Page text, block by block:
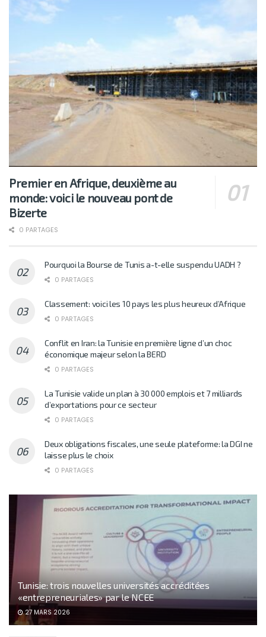
Premier en Afrique, deuxième au
monde: voici le nouveau pont de
Bizerte
0 PARTAGES
Pourquoi la Bourse de Tunis a-t-elle suspendu UADH ?
0 PARTAGES
Classement: voici les 10 pays les plus heureux d’Afrique
0 PARTAGES
Conflit en Iran: la Tunisie en première ligne d’un choc
économique majeur selon la BERD
0 PARTAGES
La Tunisie valide un plan à 30 000 emplois et 7 milliards
d’exportations pour ce secteur
0 PARTAGES
Deux obligations fiscales, une seule plateforme: la DGI ne
laisse plus le choix
0 PARTAGES
Tunisie: trois nouvelles universités accréditées
«entrepreneuriales» par le NCEE
27 MARS 2026